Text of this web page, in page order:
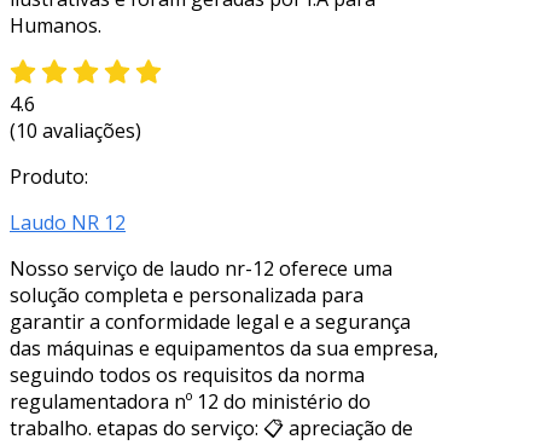
Humanos.
4.6
(10 avaliações)
Produto:
Laudo NR 12
Nosso serviço de laudo nr-12 oferece uma
solução completa e personalizada para
garantir a conformidade legal e a segurança
das máquinas e equipamentos da sua empresa,
seguindo todos os requisitos da norma
regulamentadora nº 12 do ministério do
trabalho. etapas do serviço: 📋 apreciação de